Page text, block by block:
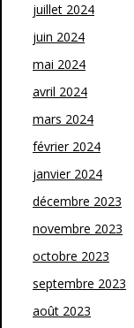
juillet 2024
juin 2024
mai 2024
avril 2024
mars 2024
février 2024
janvier 2024
décembre 2023
novembre 2023
octobre 2023
septembre 2023
août 2023